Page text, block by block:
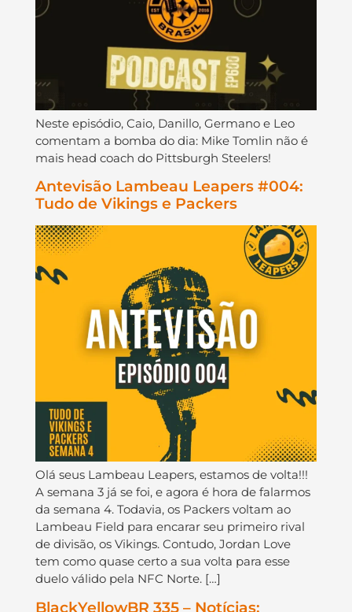
Neste episódio, Caio, Danillo, Germano e Leo
comentam a bomba do dia: Mike Tomlin não é
mais head coach do Pittsburgh Steelers!
Antevisão Lambeau Leapers #004:
Tudo de Vikings e Packers
Olá seus Lambeau Leapers, estamos de volta!!!
A semana 3 já se foi, e agora é hora de falarmos
da semana 4. Todavia, os Packers voltam ao
Lambeau Field para encarar seu primeiro rival
de divisão, os Vikings. Contudo, Jordan Love
tem como quase certo a sua volta para esse
duelo válido pela NFC Norte. […]
BlackYellowBR 335 – Notícias: